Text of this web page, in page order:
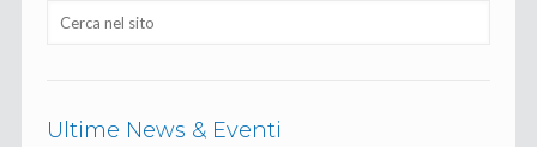
Ultime News & Eventi